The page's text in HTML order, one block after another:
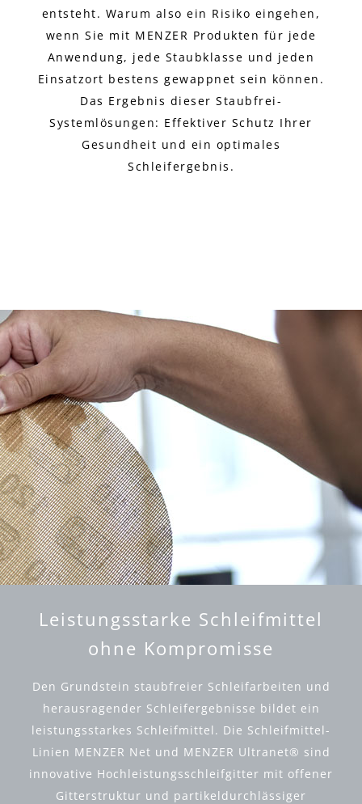
entsteht. Warum also ein Risiko eingehen,
wenn Sie mit MENZER Produkten für jede
Anwendung, jede Staubklasse und jeden
Einsatzort bestens gewappnet sein können.
Das Ergebnis dieser Staubfrei-
Systemlösungen: Effektiver Schutz Ihrer
Gesundheit und ein optimales
Schleifergebnis.
Leistungsstarke Schleifmittel
ohne Kompromisse
Den Grundstein staubfreier Schleifarbeiten und
herausragender Schleifergebnisse bildet ein
leistungsstarkes Schleifmittel. Die Schleifmittel-
Linien MENZER Net und MENZER Ultranet® sind
innovative Hochleistungsschleifgitter mit offener
Gitterstruktur und partikeldurchlässiger